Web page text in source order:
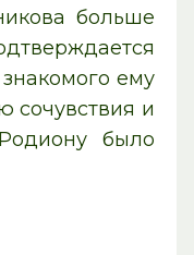
больше
ему
сочувствия и
было